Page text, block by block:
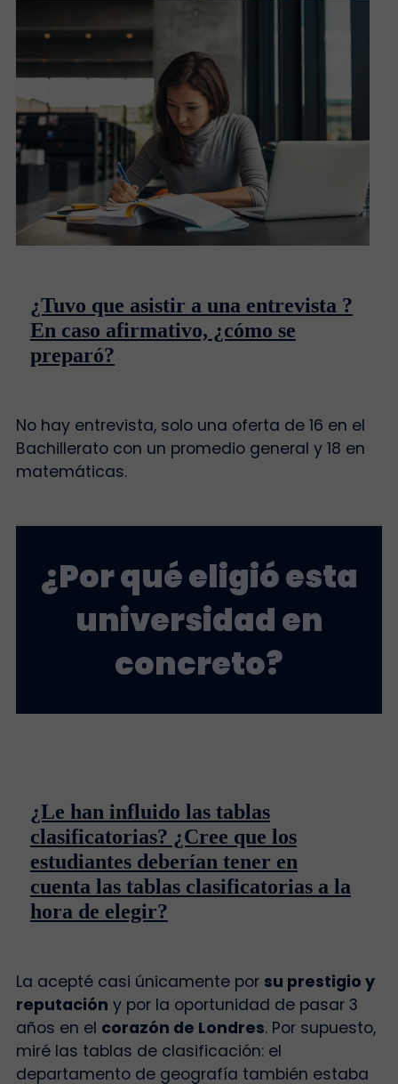
¿Tuvo que asistir a una entrevista ?
En caso afirmativo, ¿cómo se
preparó?
No hay entrevista, solo una oferta de 16 en el
Bachillerato con un promedio general y 18 en
matemáticas.
¿Por qué eligió esta
universidad en
concreto?
¿Le han influido las tablas
clasificatorias? ¿Cree que los
estudiantes deberían tener en
cuenta las tablas clasificatorias a la
hora de elegir?
La acepté casi únicamente por su prestigio y
reputación y por la oportunidad de pasar 3
años en el corazón de Londres. Por supuesto,
miré las tablas de clasificación: el
departamento de geografía también estaba